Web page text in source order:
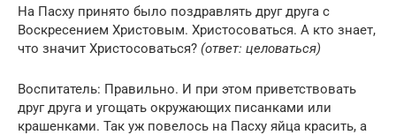
На Пасху принято было поздравлять друг друга с
Воскресением Христовым. Христосоваться. А кто знает,
что значит Христосоваться? (ответ: целоваться)
Воспитатель: Правильно. И при этом приветствовать
друг друга и угощать окружающих писанками или
крашенками. Так уж повелось на Пасху яйца красить, а